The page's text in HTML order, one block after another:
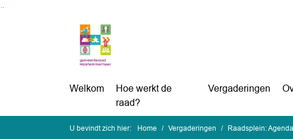
Welkom
Hoe werkt de
raad?
Vergaderingen
U bevindt zich hier: Home Vergaderingen Raadsplein: